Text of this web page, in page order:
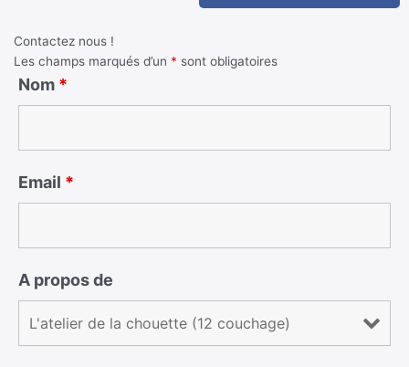
Contactez nous !
Les champs marqués d’un * sont obligatoires
Nom *
Email *
A propos de